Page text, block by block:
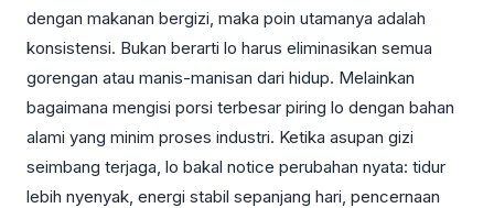
dengan makanan bergizi, maka poin utamanya adalah
konsistensi. Bukan berarti lo harus eliminasikan semua
gorengan atau manis-manisan dari hidup. Melainkan
bagaimana mengisi porsi terbesar piring lo dengan bahan
alami yang minim proses industri. Ketika asupan gizi
seimbang terjaga, lo bakal notice perubahan nyata: tidur
lebih nyenyak, energi stabil sepanjang hari, pencernaan